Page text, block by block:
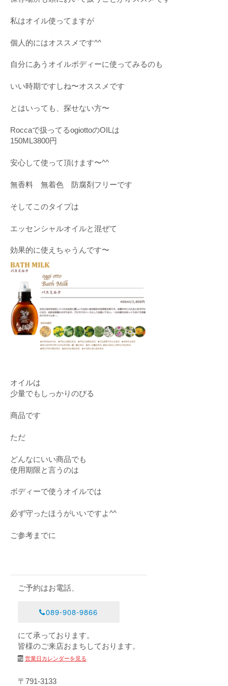
私はオイル使ってますが
個人的にはオススメです^^
自分にあうオイルボディーに使ってみるのも
いい時期ですしね〜オススメです
とはいっても、探せない方〜
Roccaで扱ってるogiottoのOILは
150ML3800円
安心して使って頂けます〜^^
無香料 無着色 防腐剤フリーです
そしてこのタイプは
エッセンシャルオイルと混ぜて
効果的に使えちゃうんです〜
オイルは
少量でもしっかりのびる
商品です
ただ
どんなにいい商品でも
使用期限と言うのは
ボディーで使うオイルでは
必ず守ったほうがいいですよ^^
ご参考までに
ご予約はお電話、
089-908-9866
にて承っております。
皆様のご来店おまちしております。
営業日カレンダーを見る
〒791-3133